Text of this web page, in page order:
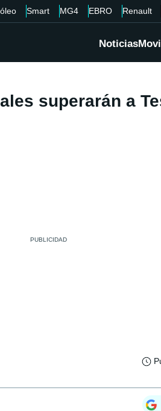
Smart MG4 EBRO Renault
Noticias
superarán a